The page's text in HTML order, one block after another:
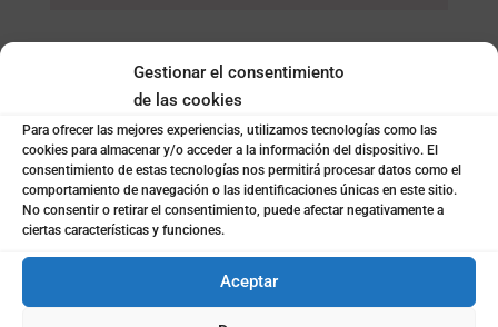
Gestionar el consentimiento
de las cookies
Para ofrecer las mejores experiencias, utilizamos tecnologías como las
cookies para almacenar y/o acceder a la información del dispositivo. El
consentimiento de estas tecnologías nos permitirá procesar datos como el
comportamiento de navegación o las identificaciones únicas en este sitio.
No consentir o retirar el consentimiento, puede afectar negativamente a
ciertas características y funciones.
Aceptar